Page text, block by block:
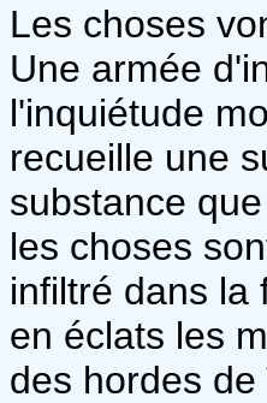
Les choses
Une armée
l'inquiétude
recueille une
substance
les choses
infiltré dans la
en éclats les
des hordes